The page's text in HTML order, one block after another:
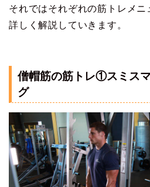
それではそれぞれの筋トレメニ
詳しく解説していきます。
僧帽筋の筋トレ①スミス
グ